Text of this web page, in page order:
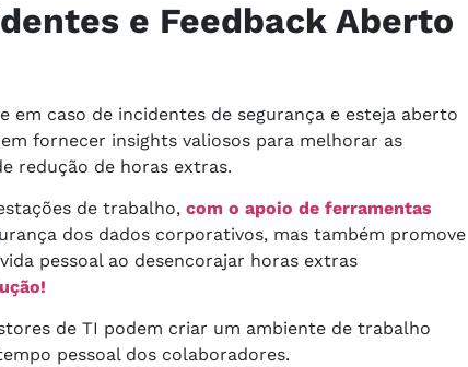
e Feedback Aberto
em caso de incidentes de segurança e esteja aberto
fornecer insights valiosos para melhorar as
redução de horas extras.
de trabalho, com o apoio de ferramentas
dos dados corporativos, mas também promove
pessoal ao desencorajar horas extras
de TI podem criar um ambiente de trabalho
pessoal dos colaboradores.